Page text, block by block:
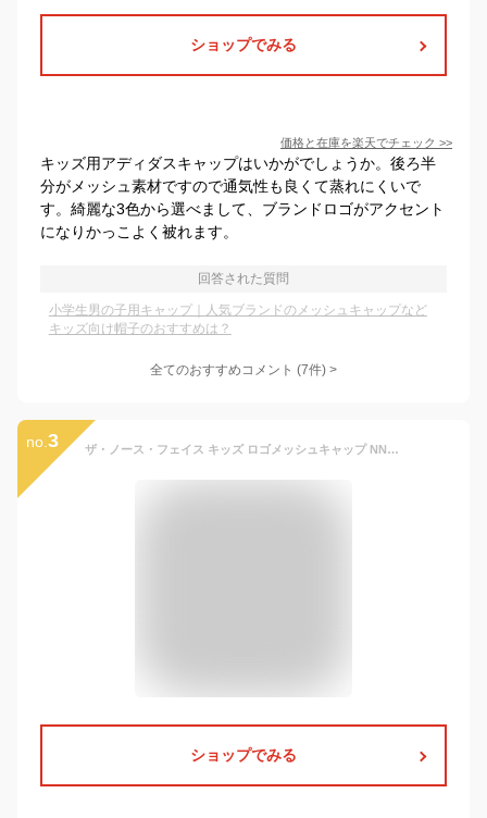
ショップでみる
価格と在庫を楽天でチェック >>
キッズ用アディダスキャップはいかがでしょうか。後ろ半
分がメッシュ素材ですので通気性も良くて蒸れにくいで
す。綺麗な3色から選べまして、ブランドロゴがアクセント
になりかっこよく被れます。
回答された質問
小学生男の子用キャップ｜人気ブランドのメッシュキャップなど
キッズ向け帽子のおすすめは？
全てのおすすめコメント (7件) >
no. 3 ザ・ノース・フェイス キッズ ロゴメッシュキャップ NNJ02409-NNJ02303 THE NORTH FACE【50〜56cm】 キッズ 子供 小学生 帽子 キャップ 日よけ 定番 UN GA NT TP Z ネイビー グリーン パープル グレー
ショップでみる